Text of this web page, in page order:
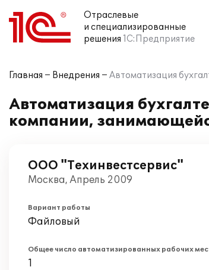
Отраслевые
и специализированные
решения 1С:Предприятие
Главная Внедрения Автоматизация
Автоматизация
компании,
ООО "Техинвестсервис"
Москва, Апрель 2009
Вариант работы
Файловый
Общее число автоматизированных рабочих
1